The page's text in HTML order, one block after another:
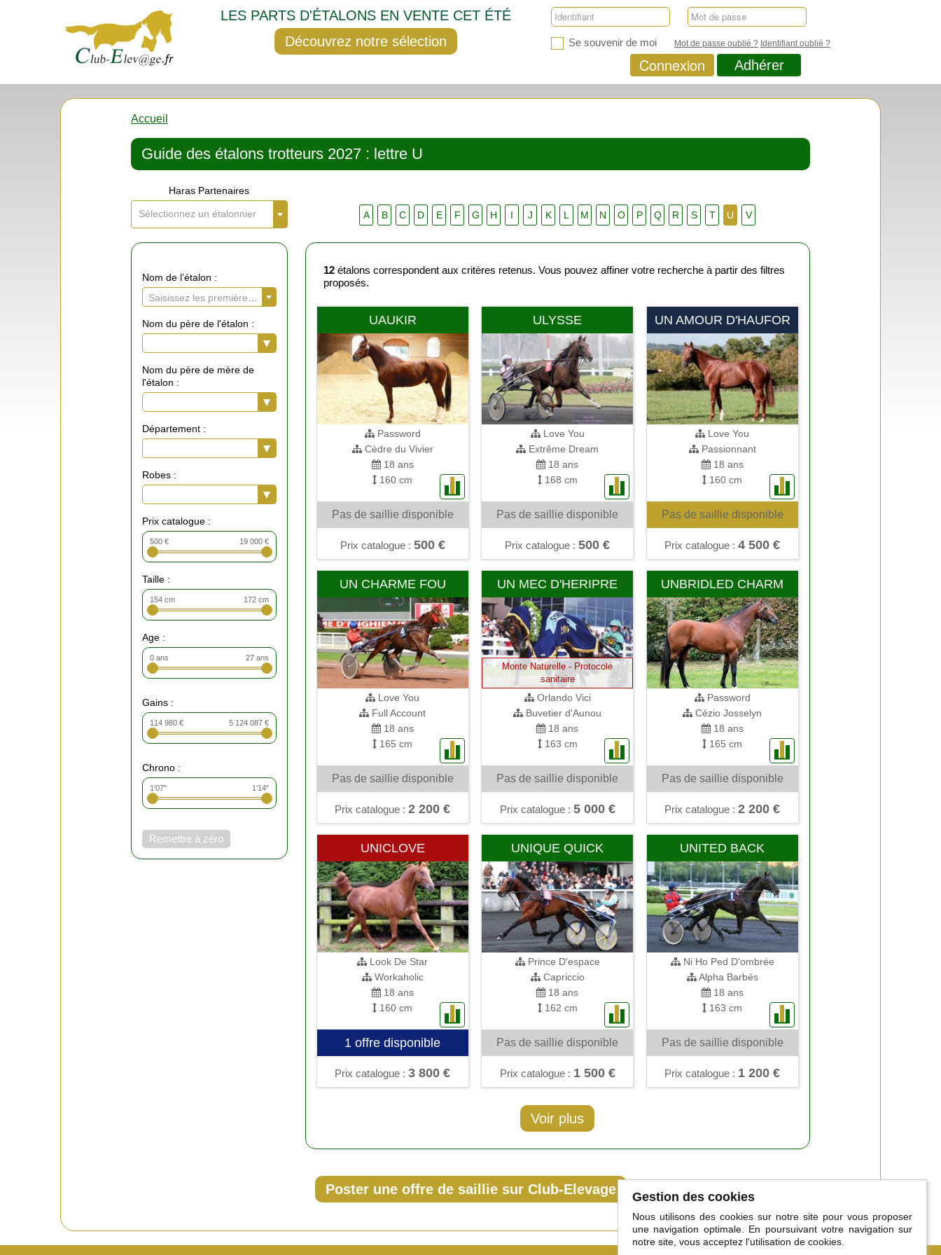
LES PARTS D'ÉTALONS EN VENTE CET ÉTÉ
Découvrez notre sélection
Se souvenir de moi Mot de passe oublié ? Identifiant oublié ?
Connexion Adhérer
Accueil
Guide des étalons trotteurs 2027 : lettre U
Haras Partenaires
Sélectionnez un étalonnier A B C D E F G H I J K L M N O P Q R S T U V
Nom de l’étalon :
Nom du père de l'étalon :
Nom du père de mère de
l'étalon :
Département :
Robes :
Prix catalogue :
500 € 19 000 €
Taille :
154 cm 172 cm
Age :
0 ans 27 ans
Gains :
114 980 € 5 124 087 €
Chrono :
1'07" 1'14"
Remettre à zéro
12étalons correspondent aux critères retenus. Vous pouvez affiner votre recherche à partir des filtres
proposés.
UAUKIR
Password
Cèdre du Vivier
18 ans
160 cm
Pas de saillie disponible
Prix catalogue : 500 €
ULYSSE
Love You
Extrême Dream
18 ans
168 cm
Pas de saillie disponible
Prix catalogue :500 €
UN AMOUR D'HAUFOR
Love You
Passionnant
18 ans
160 cm
Pas de saillie disponible
Prix catalogue :4 500 €
UN CHARME FOU
Love You
Full Account
18 ans
165 cm
Pas de saillie disponible
Prix catalogue :2 200 €
UN MEC D'HERIPRE
Monte Naturelle - Protocole
sanitaire
Orlando Vici
Buvetier d'Aunou
18 ans
163 cm
Pas de saillie disponible
Prix catalogue : 5 000 €
UNBRIDLED CHARM
Password
Cézio Josselyn
18 ans
165 cm
Pas de saillie disponible
Prix catalogue :2 200 €
UNICLOVE
Look De Star
Workaholic
18 ans
160 cm
1 offre disponible
Prix catalogue :3 800 €
UNIQUE QUICK
Prince D'espace
Capriccio
18 ans
162 cm
Pas de saillie disponible
Prix catalogue : 1 500 €
UNITED BACK
Ni Ho Ped D'ombrée
Alpha Barbés
18 ans
163 cm
Pas de saillie disponible
Prix catalogue : 1 200 €
Voir plus
Poster une offre de saillie sur Club-Elevage Gestion des cookies
Nous utilisons des cookies sur notre site pour vous proposer
une navigation optimale. En poursuivant votre navigation sur
notre site, vous acceptez l'utilisation de cookies.